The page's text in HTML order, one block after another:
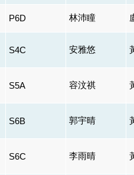
P6D 林沛瞳
S4C 安雅悠
S5A 容汶祺
S6B 郭宇晴
S6C 李雨晴